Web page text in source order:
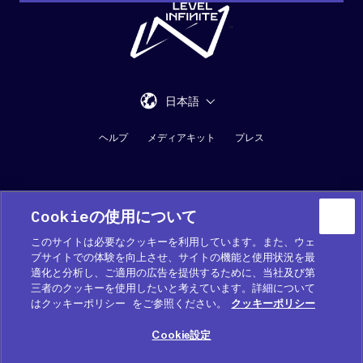
ヘルプ メディアキット プレス
"
日本語
Cookie 優先設定
プライバシーポリシー
Cookieの使用について
このサイトは必要なクッキーを利用しています。また、ウェ
ブサイトでの体験を向上させ、サイトの機能と使用状況を最
適化と分析し、ご適用の広告を提供するために、当社及び第
三者のクッキーを使用したいと考えています。詳細について
はクッキーポリシー をご参照ください。
クッキーポリシー
Cookie設定